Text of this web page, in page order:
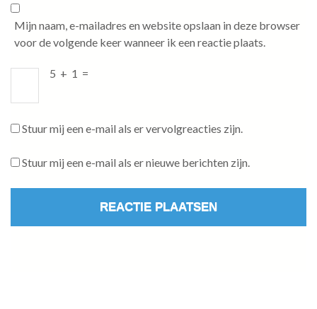
Mijn naam, e-mailadres en website opslaan in deze browser
voor de volgende keer wanneer ik een reactie plaats.
5 + 1 =
Stuur mij een e-mail als er vervolgreacties zijn.
Stuur mij een e-mail als er nieuwe berichten zijn.